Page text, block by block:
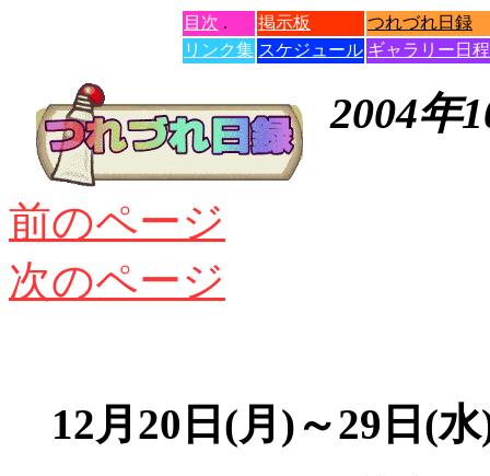
目次 . 掲示板
つれづれ日録
リンク集 スケジュール ギャラリー日程
2004年
前のページ
次のページ
12月20日(月)～29日(水